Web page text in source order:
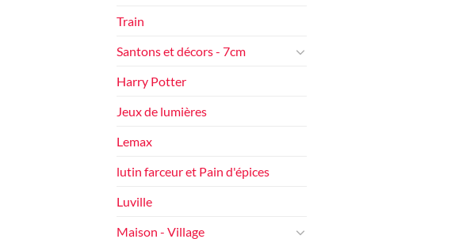
Train
Santons et décors - 7cm
Harry Potter
Jeux de lumières
Lemax
lutin farceur et Pain d'épices
Luville
Maison - Village